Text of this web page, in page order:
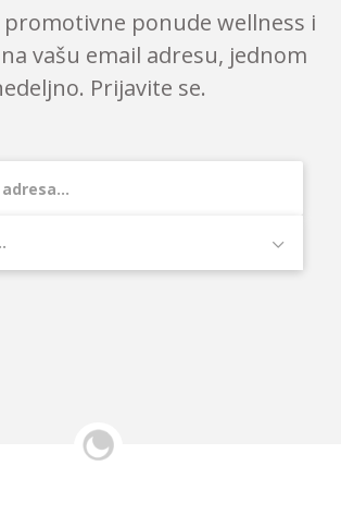
promotivne ponude wellness i
vašu email adresu, jednom
Prijavite se.